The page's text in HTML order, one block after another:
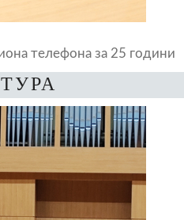
телефона за 25 години